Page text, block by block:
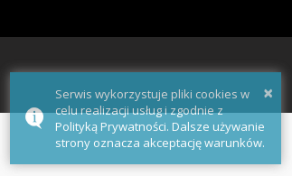
×
Serwis wykorzystuje pliki cookies w
celu realizacji usług i zgodnie z
Polityką Prywatności. Dalsze używanie
strony oznacza akceptację warunków.